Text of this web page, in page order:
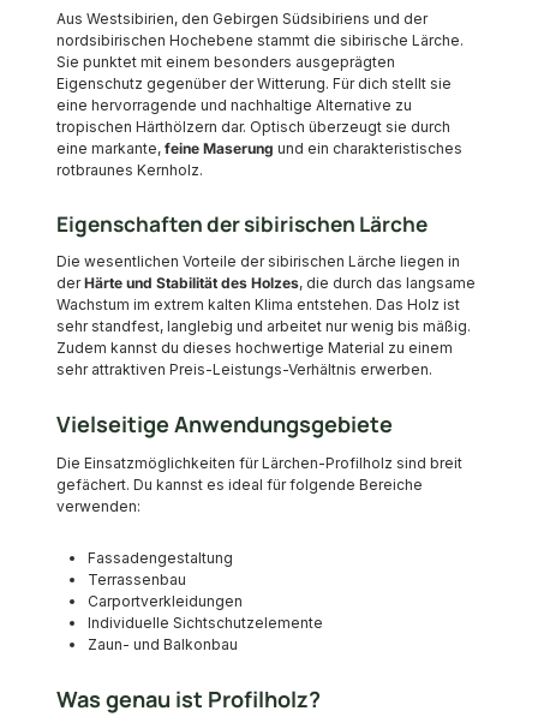
Aus Westsibirien, den Gebirgen Südsibiriens und der
nordsibirischen Hochebene stammt die sibirische Lärche.
Sie punktet mit einem besonders ausgeprägten
Eigenschutz gegenüber der Witterung. Für dich stellt sie
eine hervorragende und nachhaltige Alternative zu
tropischen Härthölzern dar. Optisch überzeugt sie durch
eine markante, feine Maserung und ein charakteristisches
rotbraunes Kernholz.
Eigenschaften der sibirischen Lärche
Die wesentlichen Vorteile der sibirischen Lärche liegen in
derHärte und Stabilität des Holzes, die durch das langsame
Wachstum im extrem kalten Klima entstehen. Das Holz ist
sehr standfest, langlebig und arbeitet nur wenig bis mäßig.
Zudem kannst du dieses hochwertige Material zu einem
sehr attraktiven Preis-Leistungs-Verhältnis erwerben.
Vielseitige Anwendungsgebiete
Die Einsatzmöglichkeiten für Lärchen-Profilholz sind breit
gefächert. Du kannst es ideal für folgende Bereiche
verwenden:
Fassadengestaltung
Terrassenbau
Carportverkleidungen
Individuelle Sichtschutzelemente
Zaun- und Balkonbau
Was genau ist Profilholz?